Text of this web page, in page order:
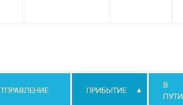
ПРИБЫТИЕ
В
ПУТИ